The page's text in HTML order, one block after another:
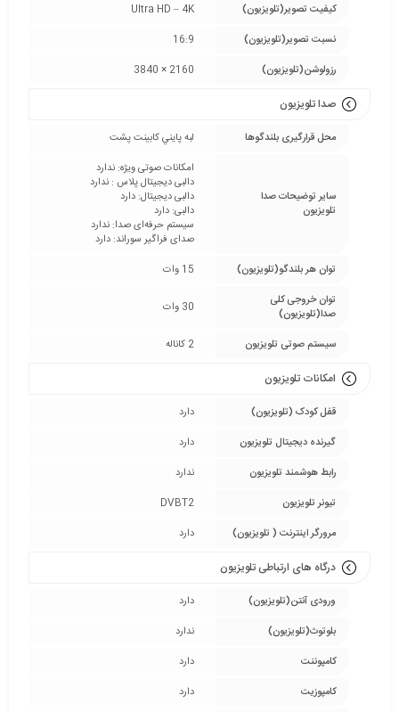
کیفیت تصویر(تلویزیون)
Ultra HD – 4K
نسبت تصویر(تلویزیون)
16:9
رزولوشن(تلویزیون)
2160 × 3840
صدا تلویزیون
محل قرارگیری بلندگوها لبه پايني كابينت پشت
سایر توضیحات صدا
تلویزیون
امکانات صوتی ویژه: ندارد
دالبی دیجیتال پلاس : ندارد
دالبی دیجیتال: دارد
دالبی: دارد
سیستم حرفه‌ای صدا: ندارد
صدای فراگیر سوراند: دارد
توان هر بلندگو(تلویزیون)
15 وات
توان خروجی کلی
صدا(تلویزیون)
30 وات
سیستم صوتی تلویزیون 2 کاناله
امکانات تلویزیون
قفل کودک (تلویزیون)
دارد
گیرنده دیجیتال تلویزیون
دارد
رابط هوشمند تلویزیون
ندارد
تیونر تلویزیون
DVBT2
مرورگر اینترنت ( تلویزیون)
دارد
درگاه های ارتباطی تلویزیون
ورودی آنتن(تلویزیون)
دارد
بلوتوث(تلویزیون)
ندارد
کامپوننت
دارد
کامپوزیت
دارد